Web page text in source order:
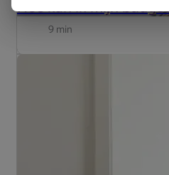
9 min
is het niet altijd zo
behouden. Dankzij deze